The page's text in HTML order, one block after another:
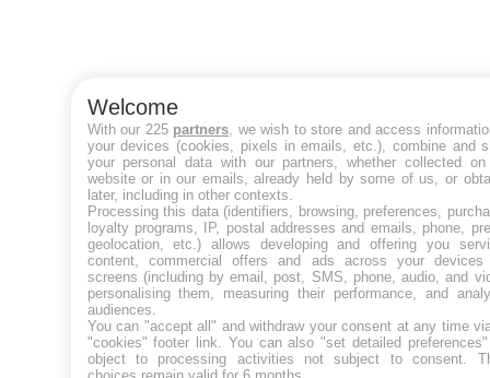
Welcome
With our 225 partners , we wish to store and access
your devices (cookies, pixels in emails, etc.), combine and
your personal data with our partners, whether collected
website or in our emails, already held by some of us, or
later, including in other contexts.
Processing this data (identifiers, browsing, preferences,
loyalty programs, IP, postal addresses and emails, phone,
geolocation, etc.) allows developing and offering you
content, commercial offers and ads across your devices
screens (including by email, post, SMS, phone, audio, and
personalising them, measuring their performance, and
audiences.
You can "accept all" and withdraw your consent at any time
"cookies" footer link . You can also "set detailed
object to processing activities not subject to consent.
choices remain valid for 6 months.